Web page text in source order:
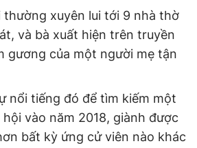
thường xuyên lui tới 9 nhà thờ
và bà xuất hiện trên truyền
gương của một người mẹ tận
nổi tiếng đó để tìm kiếm một
vào năm 2018, giành được
bất kỳ ứng cử viên nào khác